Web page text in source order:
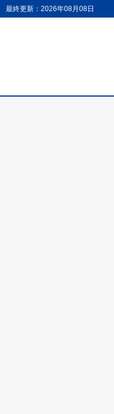
最終更新：2026年08月08日